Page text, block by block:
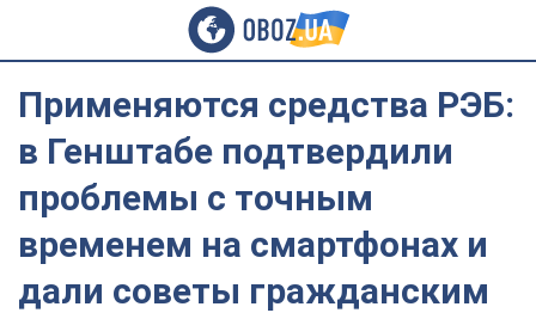
Применяются средства РЭБ:
в Генштабе подтвердили
проблемы с точным
временем на смартфонах и
дали советы гражданским